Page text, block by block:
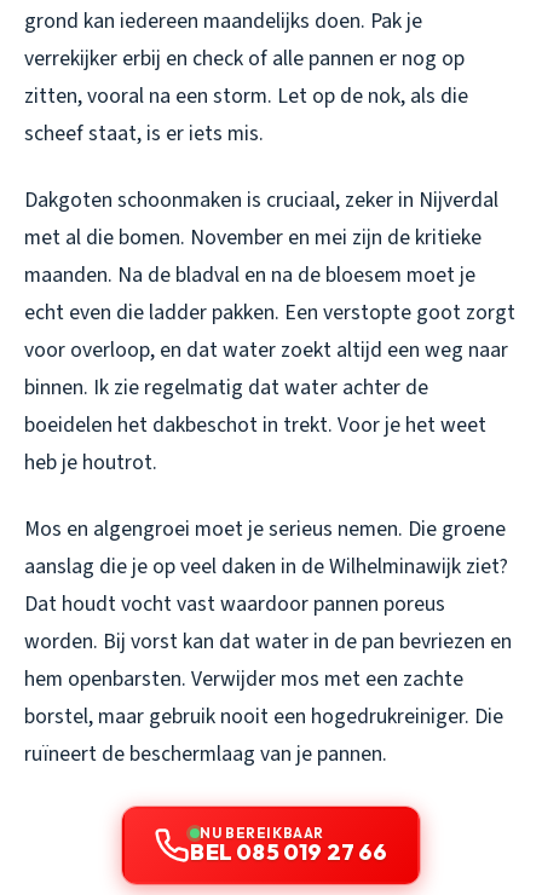
grond kan iedereen maandelijks doen. Pak je
verrekijker erbij en check of alle pannen er nog op
zitten, vooral na een storm. Let op de nok, als die
scheef staat, is er iets mis.
Dakgoten schoonmaken is cruciaal, zeker in Nijverdal
met al die bomen. November en mei zijn de kritieke
maanden. Na de bladval en na de bloesem moet je
echt even die ladder pakken. Een verstopte goot zorgt
voor overloop, en dat water zoekt altijd een weg naar
binnen. Ik zie regelmatig dat water achter de
boeidelen het dakbeschot in trekt. Voor je het weet
heb je houtrot.
Mos en algengroei moet je serieus nemen. Die groene
aanslag die je op veel daken in de Wilhelminawijk ziet?
Dat houdt vocht vast waardoor pannen poreus
worden. Bij vorst kan dat water in de pan bevriezen en
hem openbarsten. Verwijder mos met een zachte
borstel, maar gebruik nooit een hogedrukreiniger. Die
ruïneert de beschermlaag van je pannen.
NU BEREIKBAAR
BEL 085 019 27 66